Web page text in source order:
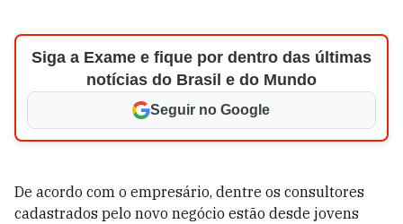
Siga a Exame e fique por dentro das últimas
notícias do Brasil e do Mundo
Seguir no Google
De acordo com o empresário, dentre os consultores
cadastrados pelo novo negócio estão desde jovens